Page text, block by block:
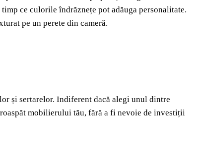
ce culorile îndrăznețe pot adăuga personalitate.
pe un perete din cameră.
și sertarelor. Indiferent dacă alegi unul dintre
mobilierului tău, fără a fi nevoie de investiții